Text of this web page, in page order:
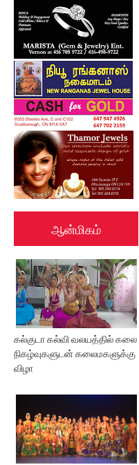
ஆன்மிகம்
கல்குடா கல்வி வலயத்தில் கலை
நிகழ்வுகளுடன் கலைமகளுக்கு
விழா